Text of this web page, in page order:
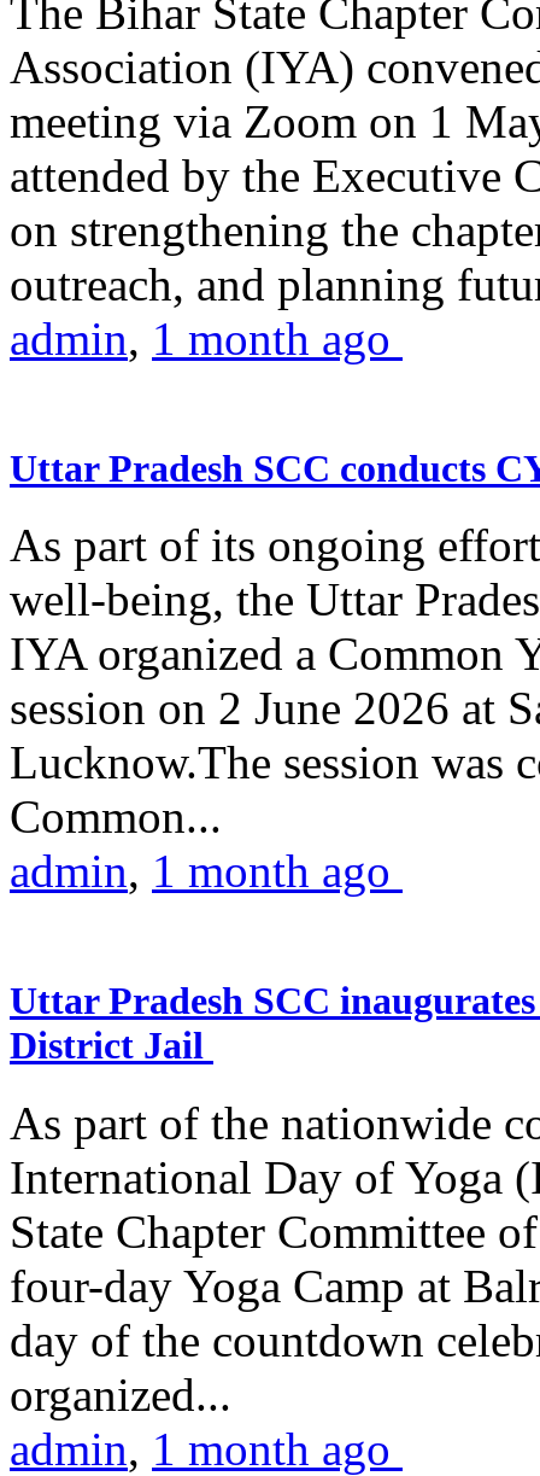
The Bihar State Chapter
Association (IYA)
meeting via Zoom on 1
attended by the Executive
on strengthening the
outreach, and planning
admin, 1 month ago
Uttar Pradesh SCC conducts
As part of its ongoing
well-being, the Uttar
IYA organized a Common
session on 2 June 2026 at
Lucknow.The session was
Common...
admin, 1 month ago
Uttar Pradesh SCC
District Jail
As part of the nationwide
International Day of Yoga
State Chapter Committee
four-day Yoga Camp at
day of the countdown
organized...
admin, 1 month ago